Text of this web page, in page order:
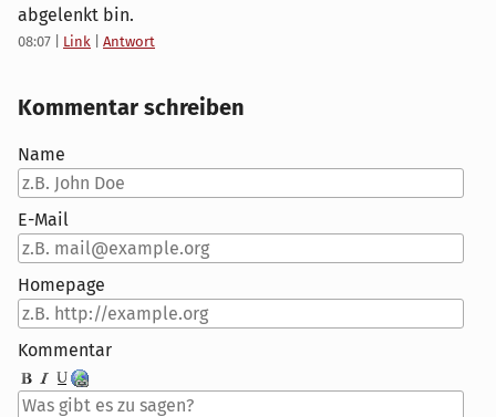
abgelenkt bin.
08:07 Link Antwort
Kommentar schreiben
Name
E-Mail
Homepage
Kommentar